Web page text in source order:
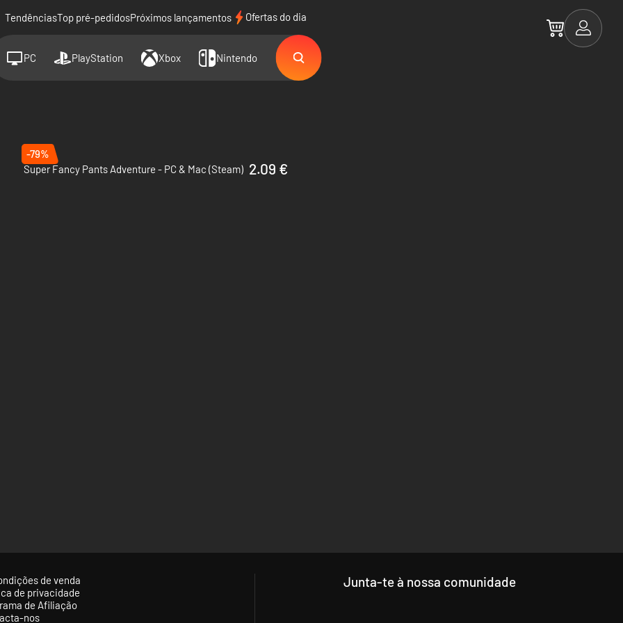
TendênciasTop pré-pedidosPróximos lançamentos Ofertas do dia
PC PlayStation Xbox Nintendo
-79%
Super Fancy Pants Adventure - PC & Mac (Steam) 2.09 €
de venda
de privacidade
de Afiliação
nos
Junta-te à nossa comunidade